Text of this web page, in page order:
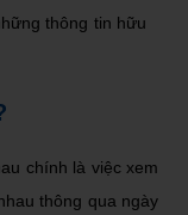
thông tin hữu
chính là việc xem
thông qua ngày